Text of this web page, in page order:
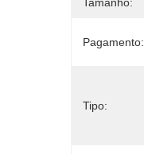
Pagamento:
Tipo: